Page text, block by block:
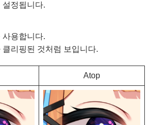
설정됩니다.
사용합니다.
리핑된 것처럼 보입니다.
Atop